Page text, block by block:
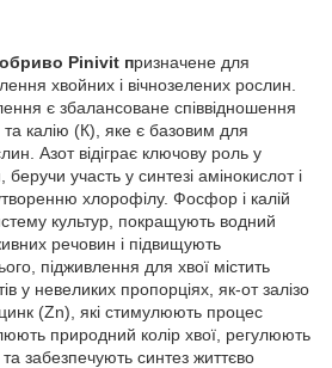
Pinivit призначене для
хвойних і вічнозелених рослин.
є збалансоване співвідношення
калію (К), яке є базовим для
Азот відіграє ключову роль у
участь у синтезі амінокислот і
хлорофілу. Фосфор і калій
культур, покращують водний
речовин і підвищують
підживлення для хвої містить
у невеликих пропорціях, як-от залізо
(Zn), які стимулюють процес
природний колір хвої, регулюють
та забезпечують синтез життєво